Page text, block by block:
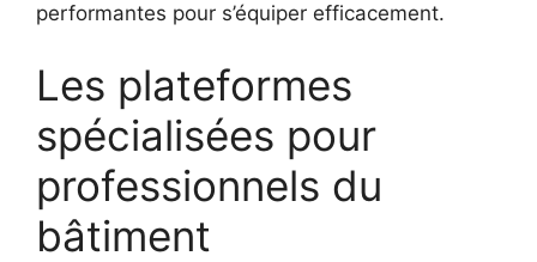
performantes pour s’équiper efficacement.
Les plateformes
spécialisées pour
professionnels du
bâtiment